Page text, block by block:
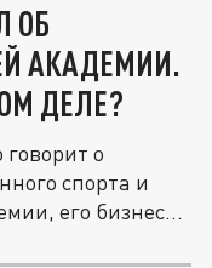
ОБ
АКАДЕМИИ.
ДЕЛЕ?
о
спорта и
его бизнес...